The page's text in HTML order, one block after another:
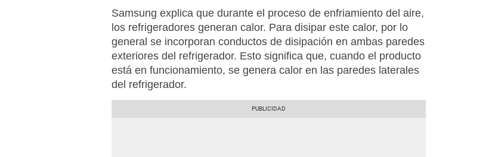
Samsung explica que durante el proceso de enfriamiento del aire,
los refrigeradores generan calor. Para disipar este calor, por lo
general se incorporan conductos de disipación en ambas paredes
exteriores del refrigerador. Esto significa que, cuando el producto
está en funcionamiento, se genera calor en las paredes laterales
del refrigerador.